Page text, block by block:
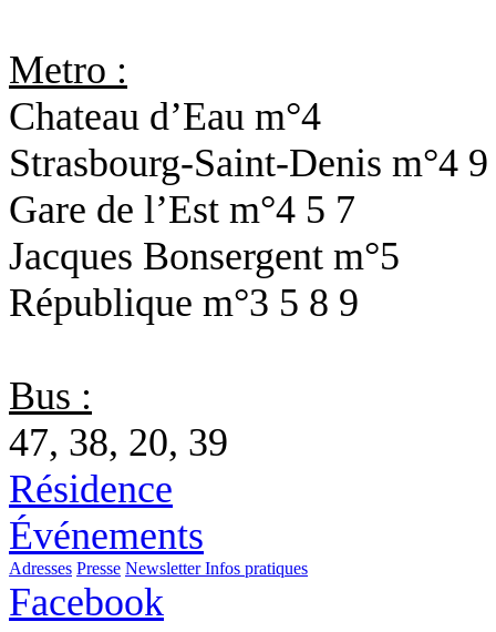
Metro :
Chateau d’Eau m°4
Strasbourg-Saint-Denis m°4
Gare de l’Est m°4 5 7
Jacques Bonsergent m°5
République m°3 5 8 9
Bus :
47, 38, 20, 39
Résidence
Événements
Adresses Presse NewsletterInfos pratiques
Facebook